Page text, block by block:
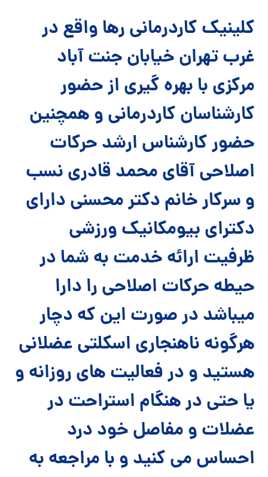
کلینیک کاردرمانی رهاواقع در
غرب تهران خیابان جنت آباد
مرکزی با بهره گیری از حضور
کارشناسان کاردرمانی و همچنین
حضور کارشناس ارشد حرکات
اصلاحی آقای محمد قادری نسب
و سرکار خانم دکتر محسنی دارای
دکترای بیومکانیک ورزشی
ظرفیت ارائه خدمت به شما در
حیطه حرکات اصلاحی را دارا
میباشد در صورت این که دچار
هرگونه ناهنجاری اسکلتی عضلانی
هستید و در فعالیت های روزانه و
یا حتی در هنگام استراحت در
عضلات و مفاصل خود درد
احساس می کنید و با مراجعه به